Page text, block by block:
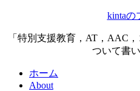
kintaの
「特別支援教育，AT，AAC
ついて書
ホーム
About